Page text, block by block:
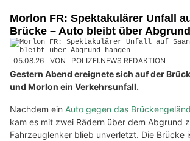
Morlon FR: Spektakulärer Unfall
Brücke – Auto bleibt über
05.08.26 VON POLIZEI.NEWS REDAKTION
Gestern Abend ereignete sich auf der
und Morlon ein Verkehrsunfall.
Nachdem ein Auto gegen das
kam es mit zwei Rädern über dem Abgrund
Fahrzeuglenker blieb unverletzt. Die Brücke